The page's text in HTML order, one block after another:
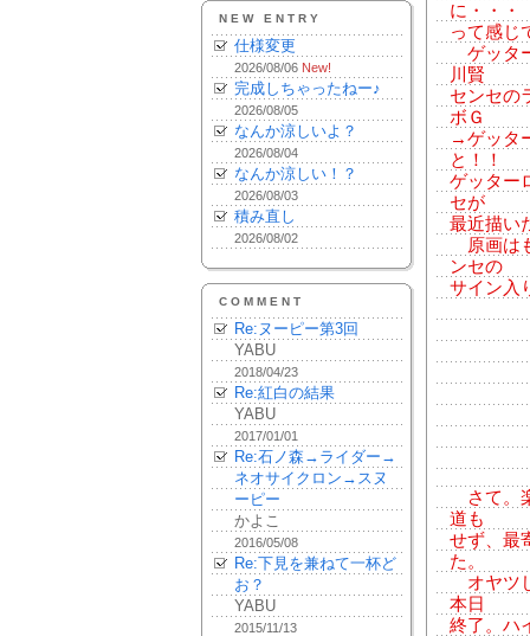
NEW ENTRY
仕様変更
2026/08/06 New!
完成しちゃったねー♪
2026/08/05
なんか涼しいよ？
2026/08/04
なんか涼しい！？
2026/08/03
積み直し
2026/08/02
COMMENT
Re:ヌーピー第3回
YABU
2018/04/23
Re:紅白の結果
YABU
2017/01/01
Re:石ノ森→ライダー→
ネオサイクロン→スヌ
ーピー
かよこ
2016/05/08
Re:下見を兼ねて一杯ど
お？
YABU
2015/11/13
に・・・
って感じ
ゲッタ
川賢
センセの
ボＧ
→ゲッタ
と！！
ゲッター
セが
最近描い
原画は
ンセの
サイン入
さて。
道も
せず、最
た。
オヤツ
本日
終了。ハ